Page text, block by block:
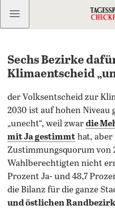
Kostenlos anmelden
Sechs Bezirke
Klimaentscheid
der Volksentscheid zur
2030 ist auf hohen Niveau
„unecht“, weil zwar die
mit Ja gestimmt hat, aber
Zustimmungsquorum von
Wahlberechtigten nicht
Prozent Ja- und 48,7
die Bilanz für die ganze
und östlichen